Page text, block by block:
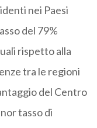
nei Paesi
del 79%
rispetto alla
tra le regioni
del Centro
tasso di